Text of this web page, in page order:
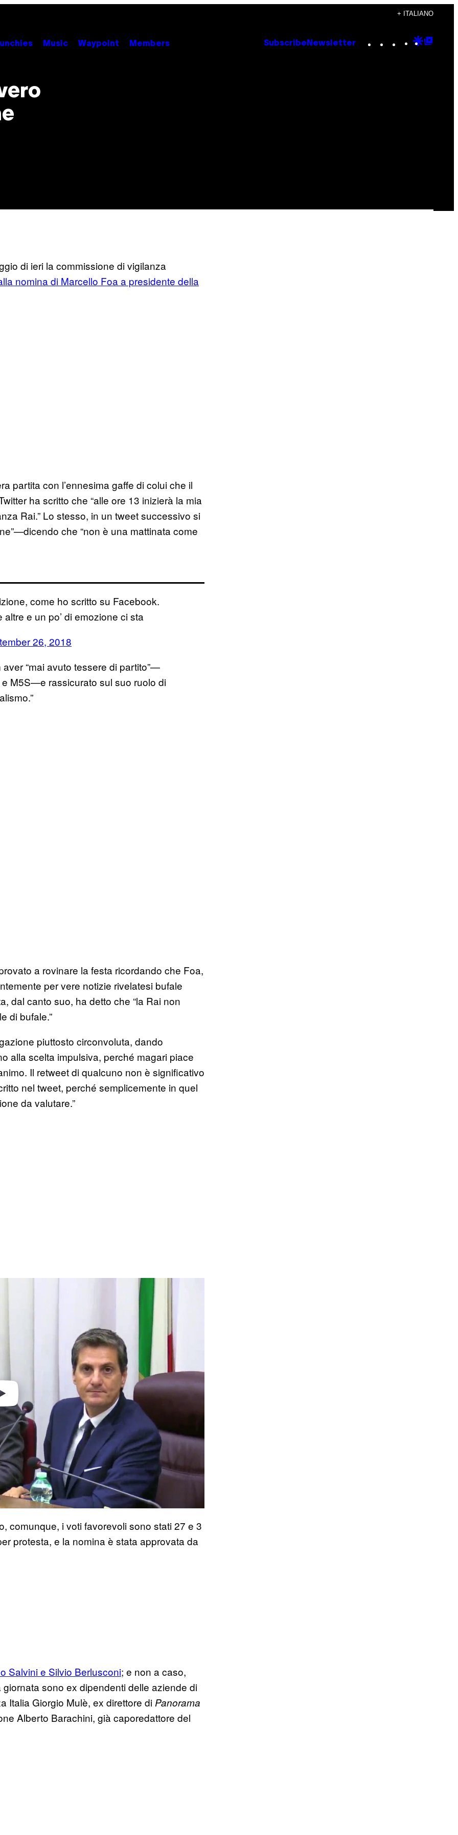
+ ITALIANO
Music Waypoint Members Subscribe Newsletter Instagram
TikTok
YouTube
Google
di ieri la commissione di vigilanza
nomina di Marcello Foa a presidente della
partita con l’ennesima gaffe di colui che il
ha scritto che “alle ore 13 inizierà la mia
Rai.” Lo stesso, in un tweet successivo si
che “non è una mattinata come
come ho scritto su Facebook.
e un po’ di emozione ci sta
26, 2018
aver “mai avuto tessere di partito”—
M5S—e rassicurato sul suo ruolo di
a rovinare la festa ricordando che Foa,
per vere notizie rivelatesi bufale
dal canto suo, ha detto che “la Rai non
di bufale.”
piuttosto circonvoluta, dando
alla scelta impulsiva, perché magari piace
Il retweet di qualcuno non è significativo
nel tweet, perché semplicemente in quel
da valutare.”
comunque, i voti favorevoli sono stati 27 e 3
protesta, e la nomina è stata approvata da
Salvini e Silvio Berlusconi; e non a caso,
giornata sono ex dipendenti delle aziende di
Italia Giorgio Mulè, ex direttore diPanorama
Alberto Barachini, già caporedattore del